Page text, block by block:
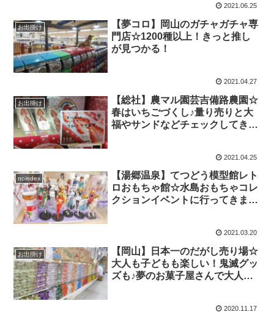
2021.06.25
お出掛け
【夢コロ】岡山のガチャガチャ専
門店☆1200種以上！きっと推し
が見つかる！
2021.04.27
お出掛け
【総社】農マル園芸吉備路農園☆
春はいちごづくし♪量り売りと大
福やサンドなどチェックしてきま
2021.04.25
noindex
【湯郷温泉】てつどう模型館レト
ロおもちゃ館☆水島おもちゃコレ
クションイベントに行ってきまし
2021.03.20
お出掛け
【岡山】日本一のだがし売り場☆
大人も子どもも楽しい！鬼滅グッ
ズも♪夢のお菓子屋さんで大人買
2020.11.17